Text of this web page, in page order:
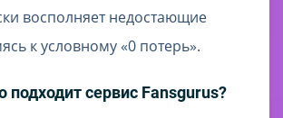
восполняет недостающие
к условному «0 потерь».
подходит сервис Fansgurus?